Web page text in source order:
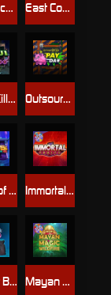
Outsourced: Payday
Tractor Beam
Benji Killed in Vegas
Immortal Fruits
Coins of Fortune
Mayan Magic Wildfire
DJ Psycho East Coast Vs West Coast